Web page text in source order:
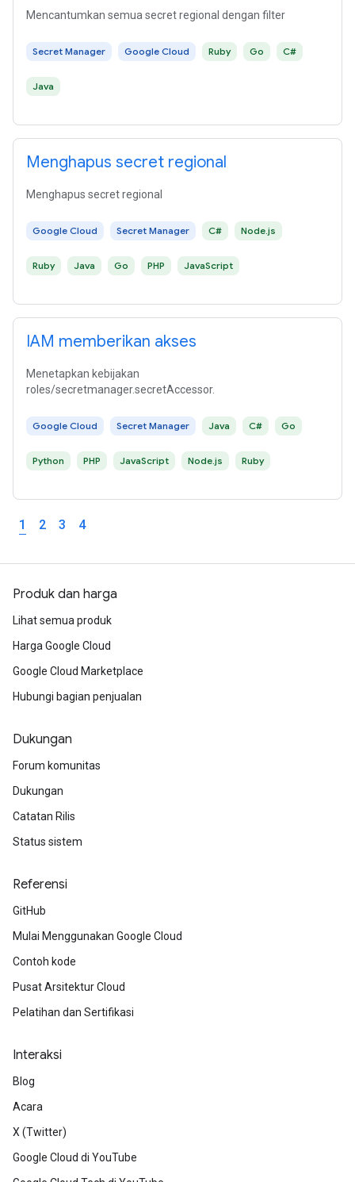
Mencantumkan semua secret regional dengan filter
Secret Manager Google Cloud Ruby Go C#
Java
Menghapus secret regional
Menghapus secret regional
Google Cloud Secret Manager C# Node.js
Ruby Java Go PHP JavaScript
IAM memberikan akses
Menetapkan kebijakan
roles/secretmanager.secretAccessor.
Google Cloud Secret Manager Java C# Go
Python PHP JavaScript Node.js Ruby
1 2 3 4
Produk dan harga
Lihat semua produk
Harga Google Cloud
Google Cloud Marketplace
Hubungi bagian penjualan
Dukungan
Forum komunitas
Dukungan
Catatan Rilis
Status sistem
Referensi
GitHub
Mulai Menggunakan Google Cloud
Contoh kode
Pusat Arsitektur Cloud
Pelatihan dan Sertifikasi
Interaksi
Blog
Acara
X (Twitter)
Google Cloud di YouTube